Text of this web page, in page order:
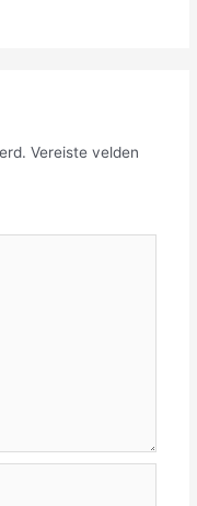
Vereiste velden